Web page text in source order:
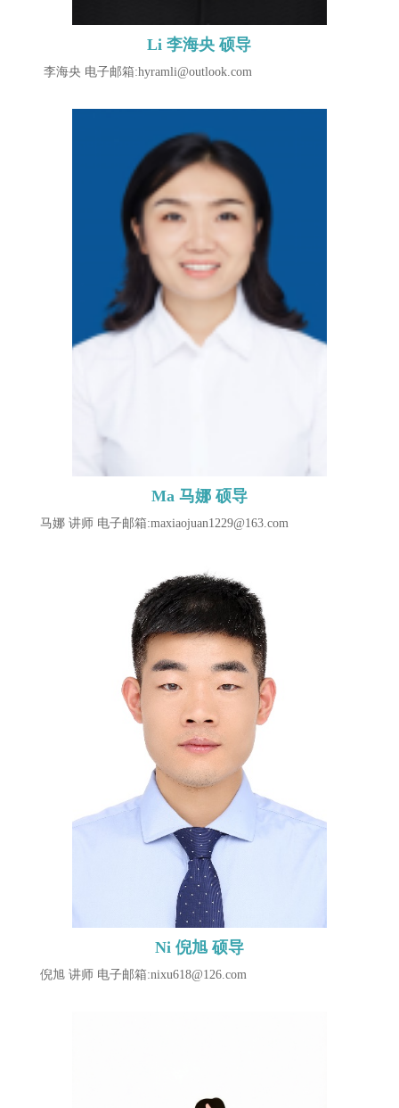
Li 李海央 硕导
​ 李海央 电子邮箱:hyramli@outlook.com
Ma 马娜 硕导
马娜 讲师 电子邮箱:maxiaojuan1229@163.com
Ni 倪旭 硕导
倪旭 讲师 电子邮箱:nixu618@126.com